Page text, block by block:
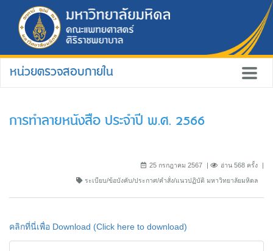
หน่วยตรวจสอบภายใน
การทำลายหนังสือ ประจำปี พ.ศ. 2566
25 กรกฎาคม 2567 อ่าน 568 ครั้ง
ระเบียบ/ข้อบังคับ/ประกาศ/คำสั่ง/แนวปฏิบัติ มหาวิทยาลัยมหิดล
คลิกที่นี่เพื่อ Download (Click here to download)